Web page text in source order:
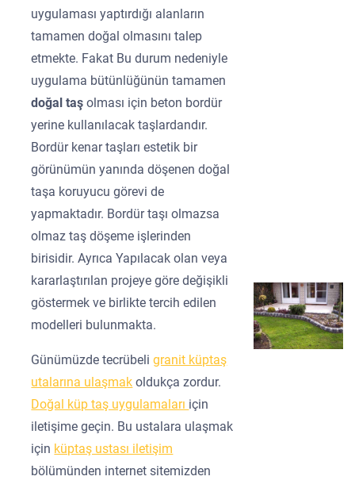
uygulaması yaptırdığı alanların
tamamen doğal olmasını talep
etmekte. Fakat Bu durum nedeniyle
uygulama bütünlüğünün tamamen
doğal taşolması için beton bordür
yerine kullanılacak taşlardandır.
Bordür kenar taşları estetik bir
görünümün yanında döşenen doğal
taşa koruyucu görevi de
yapmaktadır. Bordür taşı olmazsa
olmaz taş döşeme işlerinden
birisidir. Ayrıca Yapılacak olan veya
kararlaştırılan projeye göre değişikli
göstermek ve birlikte tercih edilen
modelleri bulunmakta.
Günümüzde tecrübeligranit küptaş
utalarına ulaşmak oldukça zordur.
Doğal küp taş uygulamaları için
iletişime geçin. Bu ustalara ulaşmak
için küptaş ustası iletişim
bölümünden internet sitemizden